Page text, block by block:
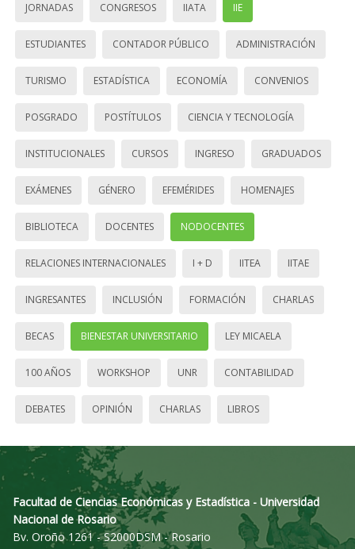
JORNADAS CONGRESOS IIATA IIE
ESTUDIANTES CONTADOR PÚBLICO ADMINISTRACIÓN
TURISMO ESTADÍSTICA ECONOMÍA CONVENIOS
POSGRADO POSTÍTULOS CIENCIA Y TECNOLOGÍA
INSTITUCIONALES CURSOS INGRESO GRADUADOS
EXÁMENES GÉNERO EFEMÉRIDES HOMENAJES
BIBLIOTECA DOCENTES NODOCENTES
RELACIONES INTERNACIONALES I + D IITEA IITAE
INGRESANTES INCLUSIÓN FORMACIÓN CHARLAS
BECAS BIENESTAR UNIVERSITARIO LEY MICAELA
100 AÑOS WORKSHOP UNR CONTABILIDAD
DEBATES OPINIÓN CHARLAS LIBROS
Facultad de Ciencias Económicas y Estadística - Universidad
Nacional de Rosario
Bv. Oroño 1261 - S2000DSM - Rosario